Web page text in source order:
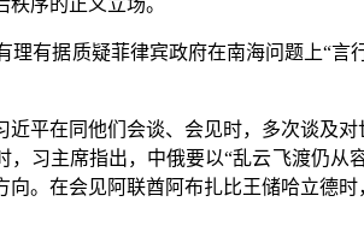
据质疑菲律宾政府在南海问题上“言
在同他们会谈、会见时，多次谈及对
习主席指出，中俄要以“乱云飞渡仍从
。在会见阿联酋阿布扎比王储哈立德